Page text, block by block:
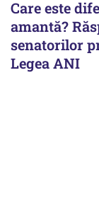
Care este
amantă?
senatorilor
Legea ANI